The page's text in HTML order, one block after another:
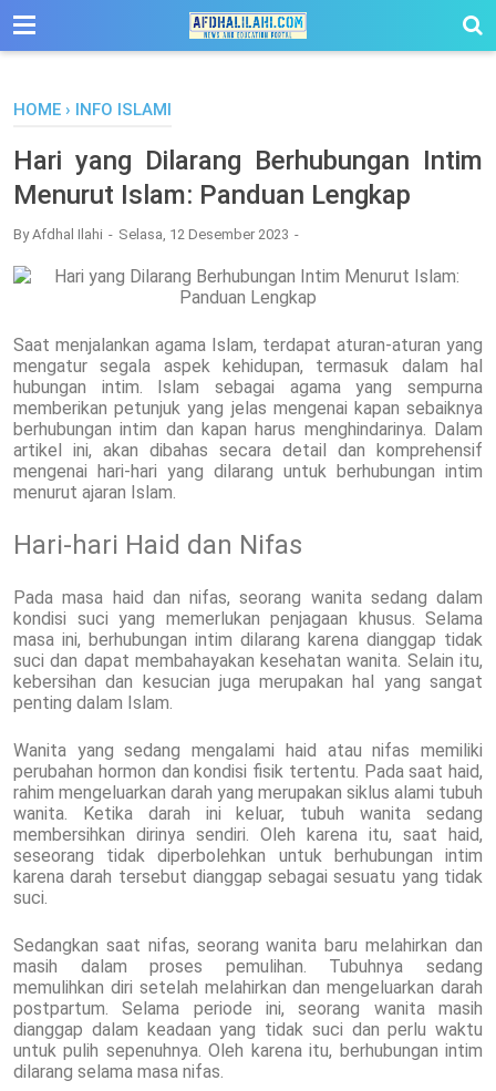
-->
HOME › INFO ISLAMI
Hari yang Dilarang Berhubungan Intim
Menurut Islam: Panduan Lengkap
ByAfdhal Ilahi Selasa, 12 Desember 2023
Saat menjalankan agama Islam, terdapat aturan-aturan yang
mengatur segala aspek kehidupan, termasuk dalam hal
hubungan intim. Islam sebagai agama yang sempurna
memberikan petunjuk yang jelas mengenai kapan sebaiknya
berhubungan intim dan kapan harus menghindarinya. Dalam
artikel ini, akan dibahas secara detail dan komprehensif
mengenai hari-hari yang dilarang untuk berhubungan intim
menurut ajaran Islam.
Hari-hari Haid dan Nifas
Pada masa haid dan nifas, seorang wanita sedang dalam
kondisi suci yang memerlukan penjagaan khusus. Selama
masa ini, berhubungan intim dilarang karena dianggap tidak
suci dan dapat membahayakan kesehatan wanita. Selain itu,
kebersihan dan kesucian juga merupakan hal yang sangat
penting dalam Islam.
Wanita yang sedang mengalami haid atau nifas memiliki
perubahan hormon dan kondisi fisik tertentu. Pada saat haid,
rahim mengeluarkan darah yang merupakan siklus alami tubuh
wanita. Ketika darah ini keluar, tubuh wanita sedang
membersihkan dirinya sendiri. Oleh karena itu, saat haid,
seseorang tidak diperbolehkan untuk berhubungan intim
karena darah tersebut dianggap sebagai sesuatu yang tidak
suci.
Sedangkan saat nifas, seorang wanita baru melahirkan dan
masih dalam proses pemulihan. Tubuhnya sedang
memulihkan diri setelah melahirkan dan mengeluarkan darah
postpartum. Selama periode ini, seorang wanita masih
dianggap dalam keadaan yang tidak suci dan perlu waktu
untuk pulih sepenuhnya. Oleh karena itu, berhubungan intim
dilarang selama masa nifas.